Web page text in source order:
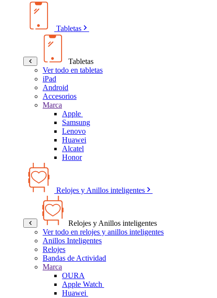
Tabletas
Tabletas
Ver todo en tabletas
iPad
Android
Accesorios
Marca
Apple
Samsung
Lenovo
Huawei
Alcatel
Honor
Relojes y Anillos inteligentes
Relojes y Anillos inteligentes
Ver todo en relojes y anillos inteligentes
Anillos Inteligentes
Relojes
Bandas de Actividad
Marca
OURA
Apple Watch
Huawei